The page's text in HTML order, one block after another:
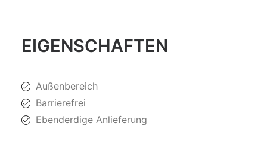
EIGENSCHAFTEN
Außenbereich
Barrierefrei
Ebenderdige Anlieferung